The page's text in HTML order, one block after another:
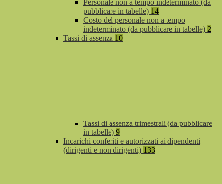
Personale non a tempo indeterminato (da
pubblicare in tabelle) 14
Costo del personale non a tempo
indeterminato (da pubblicare in tabelle) 2
Tassi di assenza 10
Tassi di assenza trimestrali (da pubblicare
in tabelle) 9
Incarichi conferiti e autorizzati ai dipendenti
(dirigenti e non dirigenti) 133